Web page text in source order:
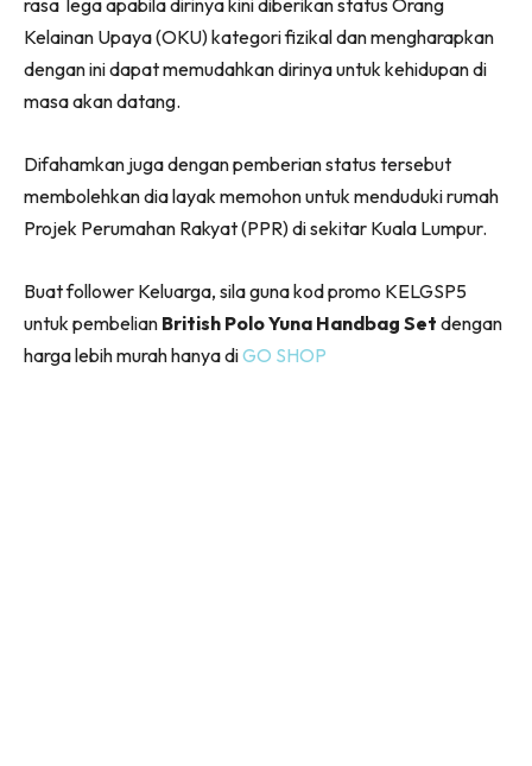
Kelainan Upaya (OKU) kategori fizikal dan mengharapkan
dengan ini dapat memudahkan dirinya untuk kehidupan di
masa akan datang.
Difahamkan juga dengan pemberian status tersebut
membolehkan dia layak memohon untuk menduduki rumah
Projek Perumahan Rakyat (PPR) di sekitar Kuala Lumpur.
Buat follower Keluarga, sila guna kod promo KELGSP5
untuk pembelian British Polo Yuna Handbag Set dengan
harga lebih murah hanya diGO SHOP